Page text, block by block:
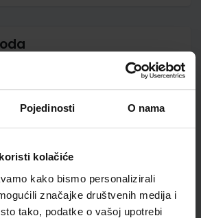
Pojedinosti O nama
kolačiće
kako bismo personalizirali
značajke društvenih medija i
tako, podatke o vašoj upotrebi
kom
ALFA d.d.
Grgić
UDŽBENIK
1 OSNOVNA